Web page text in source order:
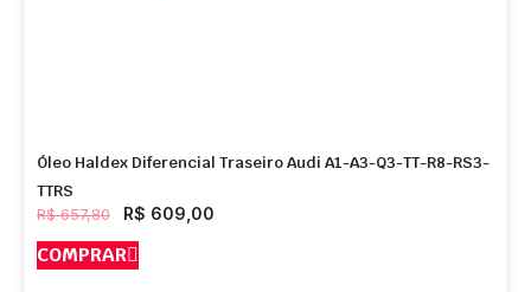
Óleo Haldex Diferencial Traseiro Audi A1-A3-Q3-TT-R8-RS3-
TTRS
R$657,80 R$ 609,00
COMPRAR